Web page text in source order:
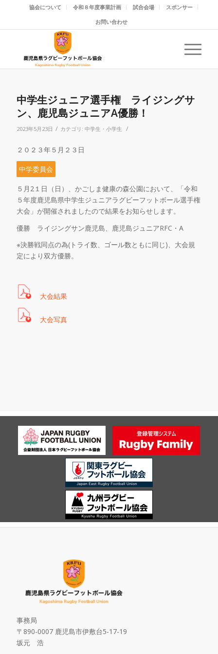
協会について 令和８年度事業計画 試合会場
スポンサー
お問い合わせ
中学生ジュニア選手権 ライジングサ
ン、鹿児島ジュニアA優勝！
2023年5月23日 / カテゴリ: 中学生・小学生 /
２０２３年５月２３日
中学委員会
５月 2 １日（日）、かごしま健康の森公園において、「令和
５年度鹿児島県中学生ジュニアラグビーフットボール選手権
大会」が開催されましたので結果をお知らせします。
優勝 ライジングサン鹿児島、鹿児島ジュニアRFC ・ A
※決勝戦同点の為(トライ数、ゴール数ともに同じ)、大会規
定により双方優勝。
大会結果
大会写真
事務局
〒890-0007 鹿児島市伊敷台5-17-19
坂元 浩